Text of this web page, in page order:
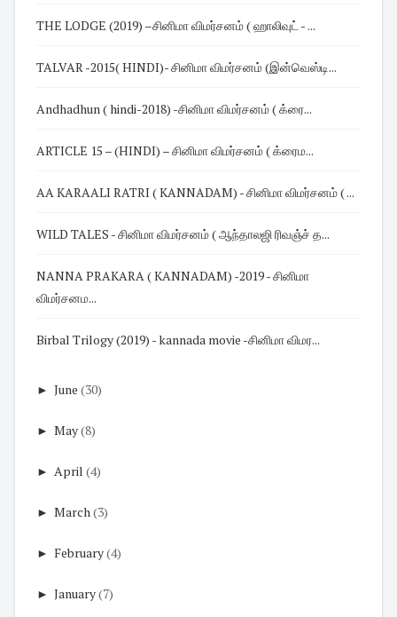
THE LODGE (2019) –சினிமா விமர்சனம் ( ஹாலிவுட் - ...
TALVAR -2015( HINDI)- சினிமா விமர்சனம் (இன்வெஸ்டி...
Andhadhun ( hindi-2018) -சினிமா விமர்சனம் ( க்ரை...
ARTICLE 15 – (HINDI) – சினிமா விமர்சனம் ( க்ரைம...
AA KARAALI RATRI ( KANNADAM) - சினிமா விமர்சனம் ( ...
WILD TALES - சினிமா விமர்சனம் ( ஆந்தாலஜி ரிவஞ்ச் த...
NANNA PRAKARA ( KANNADAM) -2019 - சினிமா
விமர்சனம...
Birbal Trilogy (2019) - kannada movie -சினிமா விமர...
► June (30)
► May(8)
► April (4)
► March(3)
► February(4)
► January(7)